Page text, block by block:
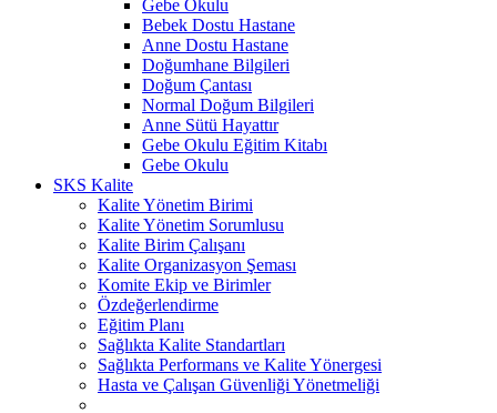
Gebe Okulu
Bebek Dostu Hastane
Anne Dostu Hastane
Doğumhane Bilgileri
Doğum Çantası
Normal Doğum Bilgileri
Anne Sütü Hayattır
Gebe Okulu Eğitim Kitabı
Gebe Okulu
SKS Kalite
Kalite Yönetim Birimi
Kalite Yönetim Sorumlusu
Kalite Birim Çalışanı
Kalite Organizasyon Şeması
Komite Ekip ve Birimler
Özdeğerlendirme
Eğitim Planı
Sağlıkta Kalite Standartları
Sağlıkta Performans ve Kalite Yönergesi
Hasta ve Çalışan Güvenliği Yönetmeliği